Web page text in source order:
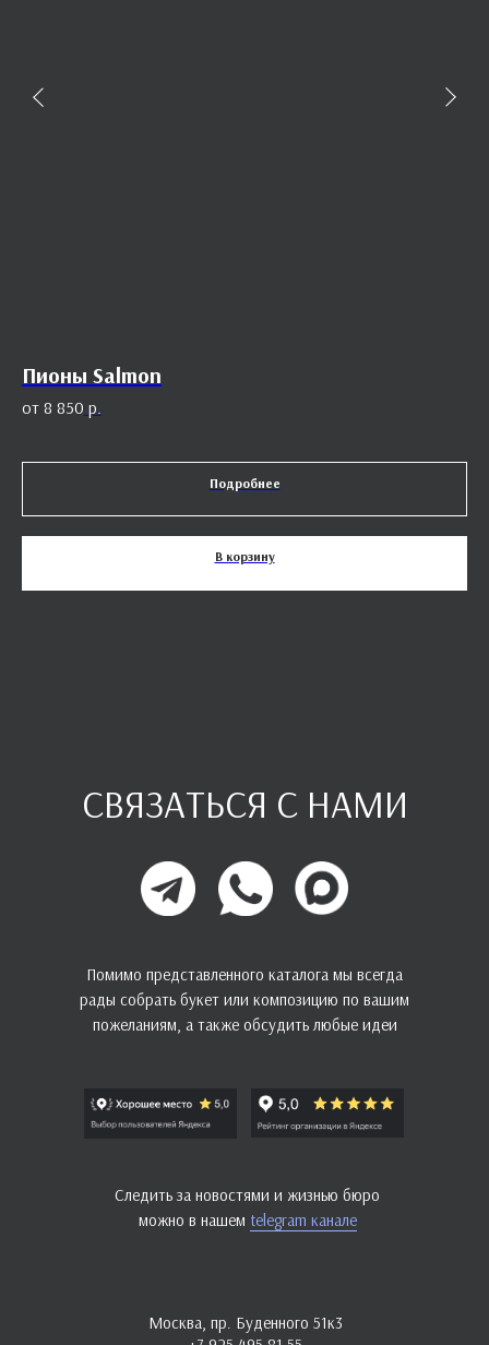
Пионы Salmon
8 850 р.
Подробнее
В корзину
Москва, пр. Буденного 51к3
СВЯЗАТЬСЯ С НАМИ
Помимо представленного каталога мы всегда
рады собрать букет или композицию по вашим
пожеланиям, а также обсудить любые идеи
Следить за новостями и жизнью бюро
можно в нашем telegram канале